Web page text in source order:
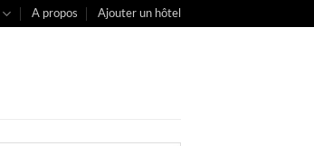
A propos Ajouter un hôtel